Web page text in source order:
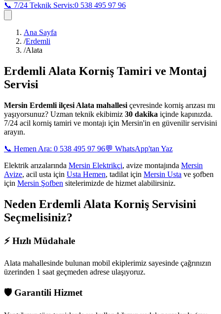
📞 7/24 Teknik Servis:0 538 495 97 96
Ana Sayfa
/Erdemli
/Alata
Erdemli Alata Korniş Tamiri ve Montaj
Servisi
Mersin Erdemli ilçesi Alata mahallesi çevresinde korniş arızası mı
yaşıyorsunuz? Uzman teknik ekibimiz 30 dakika içinde kapınızda.
7/24 acil korniş tamiri ve montajı için Mersin'in en güvenilir servisini
arayın.
📞 Hemen Ara: 0 538 495 97 96💬 WhatsApp'tan Yaz
Elektrik arızalarında Mersin Elektrikçi, avize montajında Mersin
Avize, acil usta için Usta Hemen, tadilat için Mersin Usta ve şofben
için Mersin Şofben sitelerimizde de hizmet alabilirsiniz.
Neden Erdemli Alata Korniş Servisini
Seçmelisiniz?
⚡ Hızlı Müdahale
Alata mahallesinde bulunan mobil ekiplerimiz sayesinde çağrınızın
üzerinden 1 saat geçmeden adrese ulaşıyoruz.
🛡️ Garantili Hizmet